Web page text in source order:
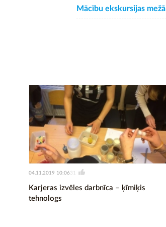
Mācību ekskursijas mežā
Karjeras izvēles darbnīca – ķīmiķis
tehnologs
04.11.2019 10:0631